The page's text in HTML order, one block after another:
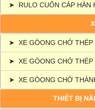
➤ RULO CUỐN CÁP HÀN
➤ XE GÒONG CHỞ THÉP
➤ XE GÒONG CHỞ THÉP
➤ XE GÒONG CHỞ
THIẾT BỊ